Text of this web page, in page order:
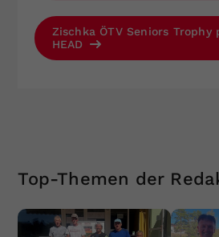
Zischka ÖTV Seniors Trophy
HEAD
Top-Themen der